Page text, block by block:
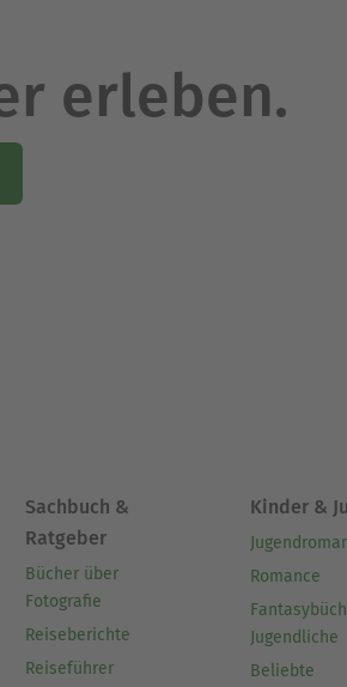
erleben.
Sachbuch &
Ratgeber
Bücher über
Fotografie
Reiseberichte
Reiseführer
Kinder &
Romance
Jugendliche
Beliebte